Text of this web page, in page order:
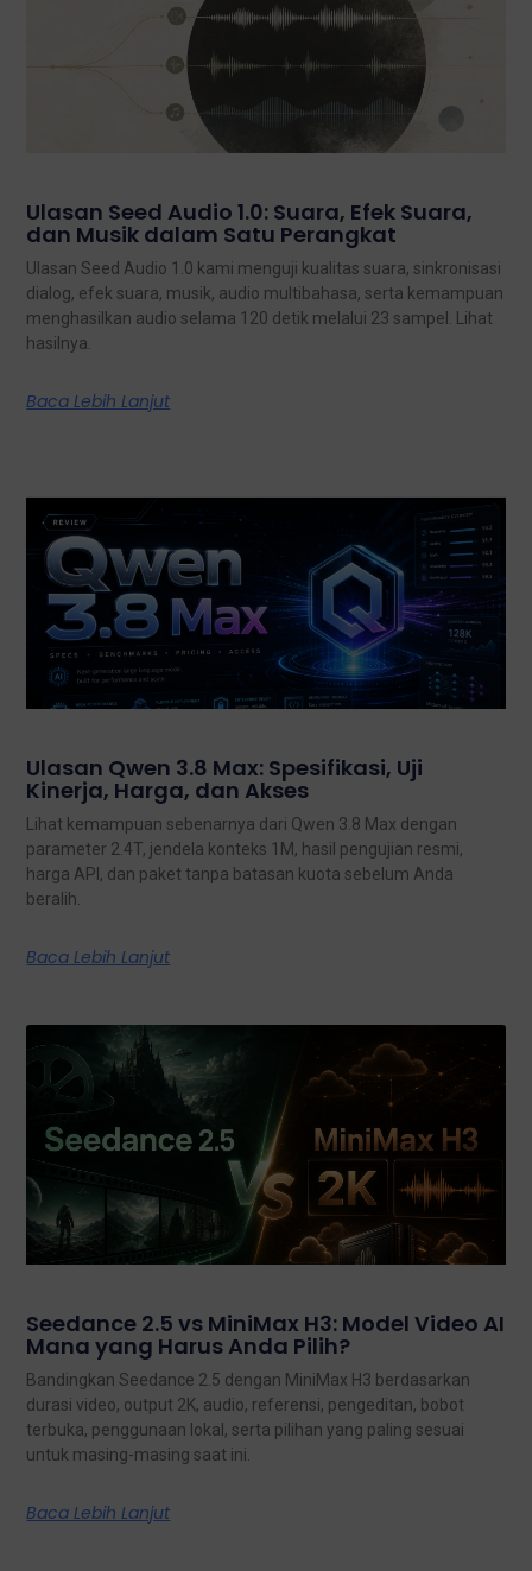
Ulasan Seed Audio 1.0: Suara, Efek Suara,
dan Musik dalam Satu Perangkat
Ulasan Seed Audio 1.0 kami menguji kualitas suara, sinkronisasi
dialog, efek suara, musik, audio multibahasa, serta kemampuan
menghasilkan audio selama 120 detik melalui 23 sampel. Lihat
hasilnya.
Baca Lebih Lanjut
Ulasan Qwen 3.8 Max: Spesifikasi, Uji
Kinerja, Harga, dan Akses
Lihat kemampuan sebenarnya dari Qwen 3.8 Max dengan
parameter 2.4T, jendela konteks 1M, hasil pengujian resmi,
harga API, dan paket tanpa batasan kuota sebelum Anda
beralih.
Baca Lebih Lanjut
Seedance 2.5 vs MiniMax H3: Model Video AI
Mana yang Harus Anda Pilih?
Bandingkan Seedance 2.5 dengan MiniMax H3 berdasarkan
durasi video, output 2K, audio, referensi, pengeditan, bobot
terbuka, penggunaan lokal, serta pilihan yang paling sesuai
untuk masing-masing saat ini.
Baca Lebih Lanjut